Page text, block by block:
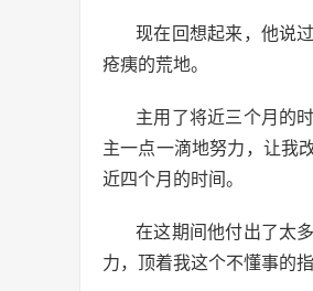
现在回想起来，他说
疮痍的荒地。
主用了将近三个月的
主一点一滴地努力，让我
近四个月的时间。
在这期间他付出了太
力，顶着我这个不懂事的